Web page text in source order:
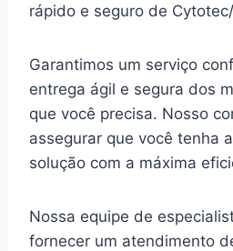
rápido e seguro de
Garantimos um serviço
entrega ágil e segura dos
que você precisa. Nosso
assegurar que você tenha
solução com a máxima
Nossa equipe de
fornecer um atendimento